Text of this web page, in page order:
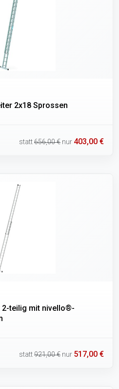
2x18 Sprossen
statt656,00 € nur 403,00 €
2-teilig mit nivello®-
statt921,00 € nur 517,00 €